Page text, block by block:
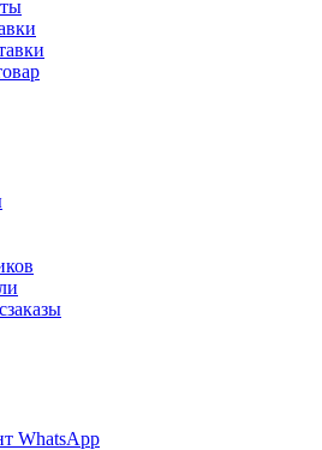
WhatsApp